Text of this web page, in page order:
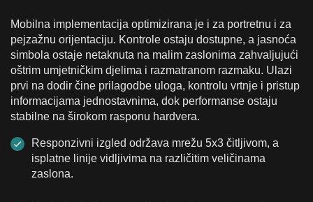
Mobilna implementacija optimizirana je i za portretnu i za
pejzažnu orijentaciju. Kontrole ostaju dostupne, a jasnoća
simbola ostaje netaknuta na malim zaslonima zahvaljujući
oštrim umjetničkim djelima i razmatranom razmaku. Ulazi
prvi na dodir čine prilagodbe uloga, kontrolu vrtnje i pristup
informacijama jednostavnima, dok performanse ostaju
stabilne na širokom rasponu hardvera.
Responzivni izgled održava mrežu 5x3 čitljivom, a
isplatne linije vidljivima na različitim veličinama
zaslona.